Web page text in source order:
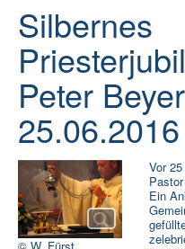
Gruppierungen
Gemeinde(er)leben
Rat und Hilfe
Termine & Infos
Aktuelles
Silbernes
Peter
25.06.2016
Vor
Ein